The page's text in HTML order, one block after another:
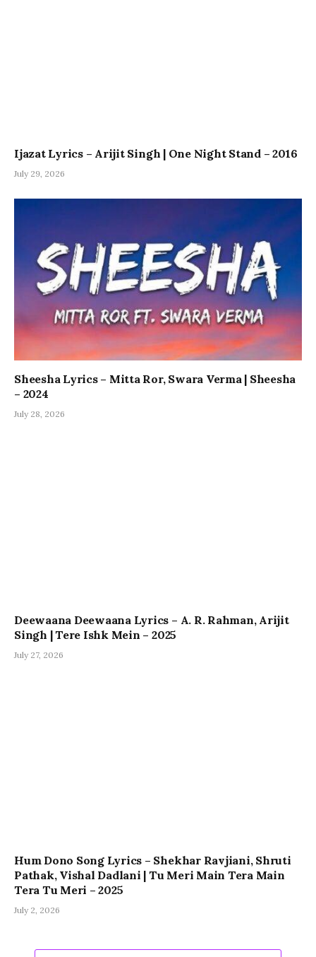
Ijazat Lyrics – Arijit Singh | One Night Stand – 2016
July 29, 2026
Sheesha Lyrics – Mitta Ror, Swara Verma | Sheesha
– 2024
July 28, 2026
Deewaana Deewaana Lyrics – A. R. Rahman, Arijit
Singh | Tere Ishk Mein – 2025
July 27, 2026
Hum Dono Song Lyrics – Shekhar Ravjiani, Shruti
Pathak, Vishal Dadlani | Tu Meri Main Tera Main
Tera Tu Meri – 2025
July 2, 2026